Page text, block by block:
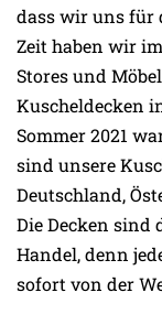
dass wir uns für
Zeit haben wir
Stores und
Kuscheldecken
Sommer 2021
sind unsere
Deutschland,
Die Decken
Handel, denn
sofort von der